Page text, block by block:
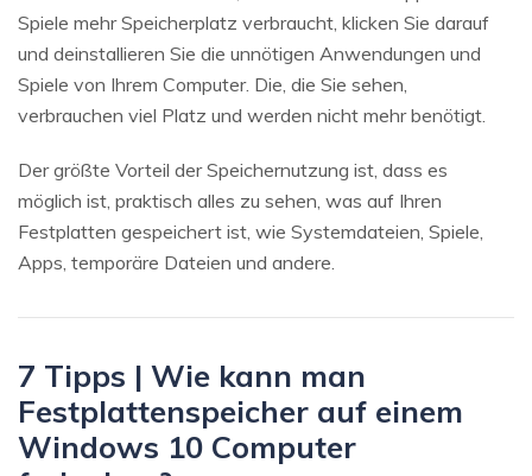
Spiele mehr Speicherplatz verbraucht, klicken Sie darauf
und deinstallieren Sie die unnötigen Anwendungen und
Spiele von Ihrem Computer. Die, die Sie sehen,
verbrauchen viel Platz und werden nicht mehr benötigt.
Der größte Vorteil der Speichernutzung ist, dass es
möglich ist, praktisch alles zu sehen, was auf Ihren
Festplatten gespeichert ist, wie Systemdateien, Spiele,
Apps, temporäre Dateien und andere.
7 Tipps | Wie kann man
Festplattenspeicher auf einem
Windows 10 Computer